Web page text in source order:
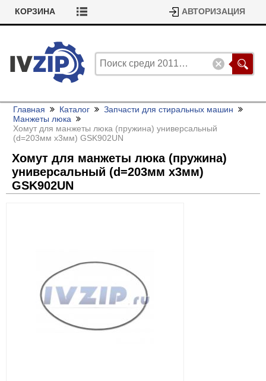
КОРЗИНА АВТОРИЗАЦИЯ
Главная Каталог
Запчасти для стиральных машин
Манжеты люка
Хомут для манжеты люка (пружина) универсальный
(d=203мм x3мм) GSK902UN
Хомут для манжеты люка (пружина)
универсальный (d=203мм x3мм)
GSK902UN